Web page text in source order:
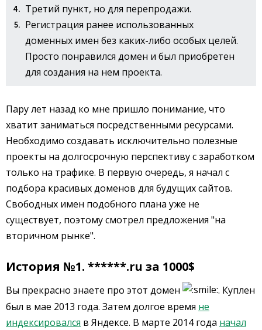
Третий пункт, но для перепродажи.
Регистрация ранее использованных
доменных имен без каких-либо особых целей.
Просто понравился домен и был приобретен
для создания на нем проекта.
Пару лет назад ко мне пришло понимание, что
хватит заниматься посредственными ресурсами.
Необходимо создавать исключительно полезные
проекты на долгосрочную перспективу с заработком
только на трафике. В первую очередь, я начал с
подбора красивых доменов для будущих сайтов.
Свободных имен подобного плана уже не
существует, поэтому смотрел предложения "на
вторичном рынке".
История №1. ******.ru за 1000$
Вы прекрасно знаете про этот домен
. Куплен
был в мае 2013 года. Затем долгое время не
индексировался в Яндексе. В марте 2014 года начал